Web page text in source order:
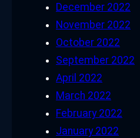
December 2022
November 2022
October 2022
September 2022
April 2022
March 2022
February 2022
January 2022